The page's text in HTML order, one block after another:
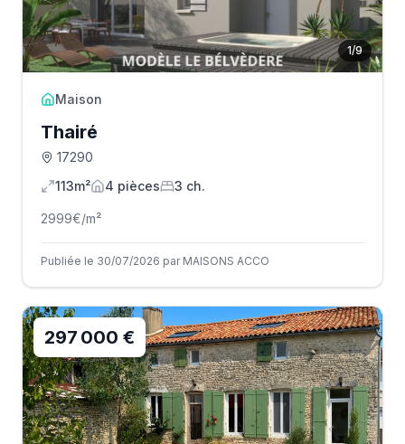
1/9
Maison
Thairé
17290
113m²
4 pièces 3 ch.
2999€/m²
Publiée le 30/07/2026 par MAISONS ACCO
297 000 €